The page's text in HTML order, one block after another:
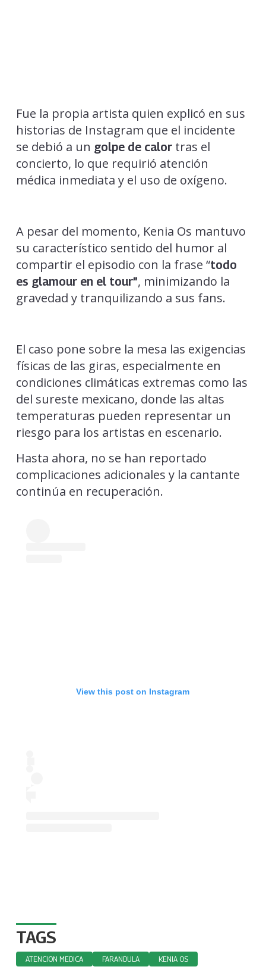
Fue la propia artista quien explicó en sus
historias de Instagram que el incidente
se debió a un golpe de calortras el
concierto, lo que requirió atención
médica inmediata y el uso de oxígeno.
A pesar del momento, Kenia Os mantuvo
su característico sentido del humor al
compartir el episodio con la frase “todo
es glamour en el tour”, minimizando la
gravedad y tranquilizando a sus fans.
El caso pone sobre la mesa las exigencias
físicas de las giras, especialmente en
condiciones climáticas extremas como las
del sureste mexicano, donde las altas
temperaturas pueden representar un
riesgo para los artistas en escenario.
Hasta ahora, no se han reportado
complicaciones adicionales y la cantante
continúa en recuperación.
View this post on Instagram
TAGS
ATENCION MEDICA FARANDULA KENIA OS